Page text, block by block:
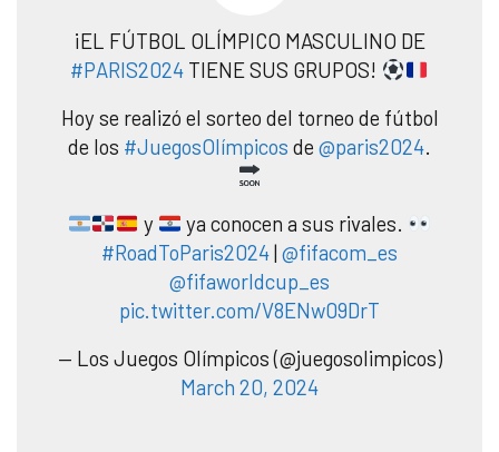
¡EL FÚTBOL OLÍMPICO MASCULINO DE
#PARIS2024 TIENE SUS GRUPOS!
Hoy se realizó el sorteo del torneo de fútbol
de los #JuegosOlímpicos de @paris2024.
y
ya conocen a sus rivales.
#RoadToParis2024| @fifacom_es
@fifaworldcup_es
pic.twitter.com/V8ENw09DrT
— Los Juegos Olímpicos (@juegosolimpicos)
March 20, 2024